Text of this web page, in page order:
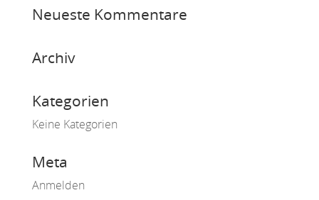
Neueste Kommentare
Archiv
Kategorien
Keine Kategorien
Meta
Anmelden